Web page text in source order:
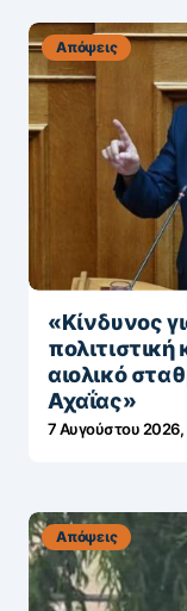
Απόψεις
«Κίνδυνος
πολιτιστική
αιολικό
Απόψεις